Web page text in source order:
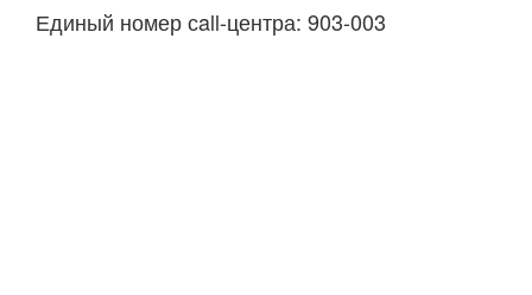
Единый номер сall-центра: 903-003